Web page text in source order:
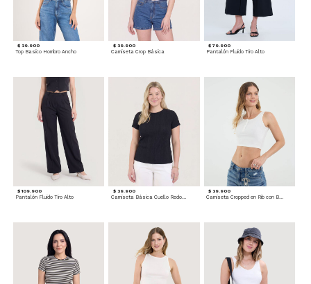
$ 39.900
Top Basico Hombro Ancho
$ 39.900
Camiseta Crop Básica
$ 79.900
Pantalón Fluido Tiro Alto
$ 109.900
Pantalón Fluido Tiro Alto
$ 39.900
Camiseta Básica Cuello Redondo
$ 39.900